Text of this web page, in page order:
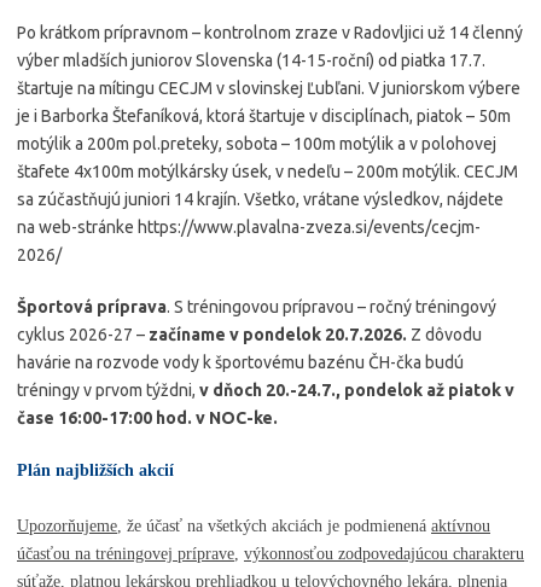
Po krátkom prípravnom – kontrolnom zraze v Radovljici už 14 členný
výber mladších juniorov Slovenska (14-15-roční) od piatka 17.7.
štartuje na mítingu CECJM v slovinskej Ľubľani. V juniorskom výbere
je i Barborka Štefaníková, ktorá štartuje v disciplínach, piatok – 50m
motýlik a 200m pol.preteky, sobota – 100m motýlik a v polohovej
štafete 4x100m motýlkársky úsek, v nedeľu – 200m motýlik. CECJM
sa zúčastňujú juniori 14 krajín. Všetko, vrátane výsledkov, nájdete
na web-stránke https://www.plavalna-zveza.si/events/cecjm-
2026/
Športová príprava. S tréningovou prípravou – ročný tréningový
cyklus 2026-27 – začíname v pondelok 20.7.2026. Z dôvodu
havárie na rozvode vody k športovému bazénu ČH-čka budú
tréningy v prvom týždni, v dňoch 20.-24.7., pondelok až piatok v
čase 16:00-17:00 hod. v NOC-ke.
Plán najbližších akcií
Upozorňujeme, že účasť na všetkých akciách je podmienená aktívnou
účasťou na tréningovej príprave, výkonnosťou zodpovedajúcou charakteru
súťaže, platnou lekárskou prehliadkou u telovýchovného lekára, plnenia